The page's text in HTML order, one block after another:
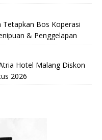
Bos Koperasi
& Penggelapan
Hotel Malang Diskon
2026